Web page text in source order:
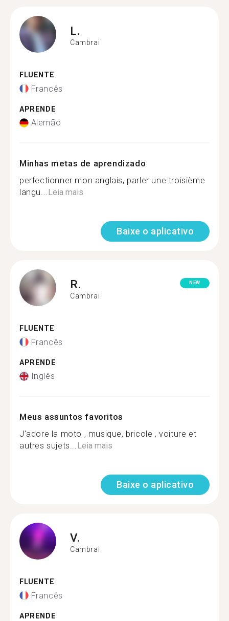
L.
Cambrai
FLUENTE
Francês
APRENDE
Alemão
Minhas metas de aprendizado
perfectionner mon anglais, parler une troisième
langu...Leia mais
Baixe o aplicativo
R.
Cambrai
NEW
FLUENTE
Francês
APRENDE
Inglês
Meus assuntos favoritos
J'adore la moto , musique, bricole , voiture et
autres sujets...Leia mais
Baixe o aplicativo
V.
Cambrai
FLUENTE
Francês
APRENDE